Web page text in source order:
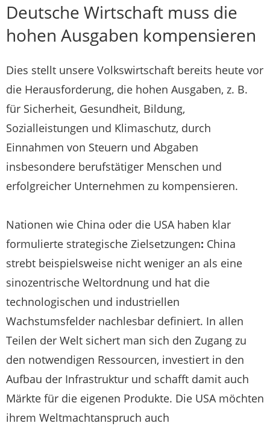
Deutsche Wirtschaft muss die
hohen Ausgaben kompensieren
Dies stellt unsere Volkswirtschaft bereits heute vor
die Herausforderung, die hohen Ausgaben, z. B.
für Sicherheit, Gesundheit, Bildung,
Sozialleistungen und Klimaschutz, durch
Einnahmen von Steuern und Abgaben
insbesondere berufstätiger Menschen und
erfolgreicher Unternehmen zu kompensieren.
Nationen wie China oder die USA haben klar
formulierte strategische Zielsetzungen: China
strebt beispielsweise nicht weniger an als eine
sinozentrische Weltordnung und hat die
technologischen und industriellen
Wachstumsfelder nachlesbar definiert. In allen
Teilen der Welt sichert man sich den Zugang zu
den notwendigen Ressourcen, investiert in den
Aufbau der Infrastruktur und schafft damit auch
Märkte für die eigenen Produkte. Die USA möchten
ihrem Weltmachtanspruch auch